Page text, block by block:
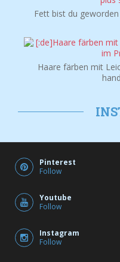
Fett bist du
Haare färben mit
Pinterest
Follow
Youtube
Follow
Instagram
Follow